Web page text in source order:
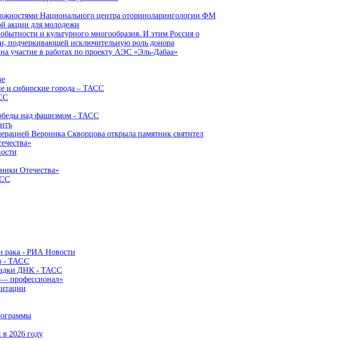
Национального центра оториноларингологии ФМ
акции для молодежи
и культурного многообразия. И этим Россия о
исключительную роль донора
участие в работах по проекту АЭС «Эль-Дабаа»
и сибирские города – ТАСС
над фашизмом - ТАСС
Вероника Скворцова открыла памятник святител
Отечества»
рака - РИА Новости
- ТАСС
ДНК - ТАСС
профессионал»
в 2026 году